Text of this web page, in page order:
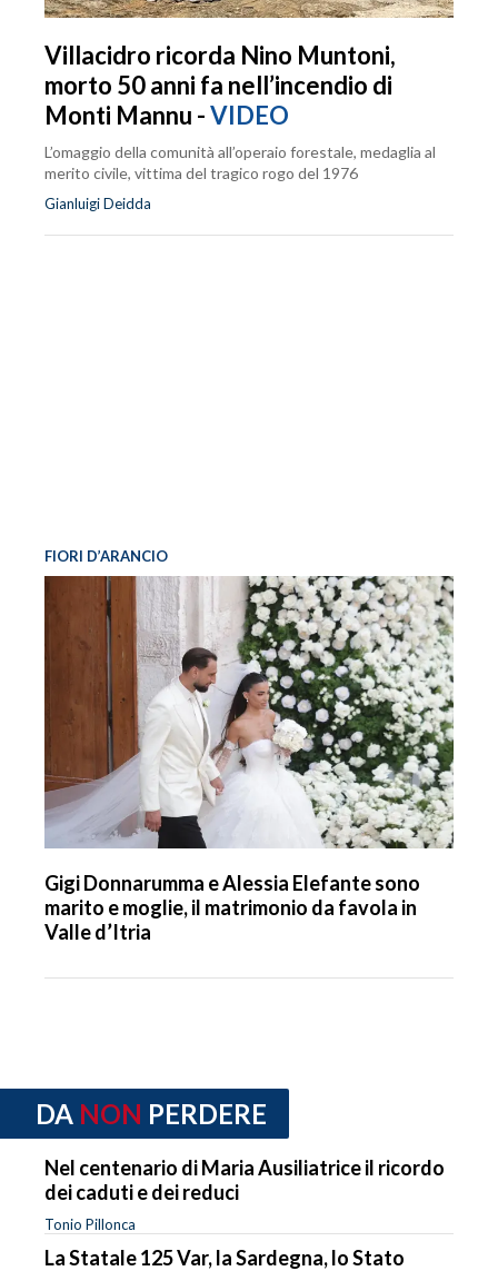
Villacidro ricorda Nino Muntoni,
morto 50 anni fa nell’incendio di
Monti Mannu -VIDEO
L’omaggio della comunità all’operaio forestale, medaglia al
merito civile, vittima del tragico rogo del 1976
Gianluigi Deidda
FIORI D’ARANCIO
Gigi Donnarumma e Alessia Elefante sono
marito e moglie, il matrimonio da favola in
Valle d’Itria
DA NON PERDERE
Nel centenario di Maria Ausiliatrice il ricordo
dei caduti e dei reduci
Tonio Pillonca
La Statale 125 Var, la Sardegna, lo Stato